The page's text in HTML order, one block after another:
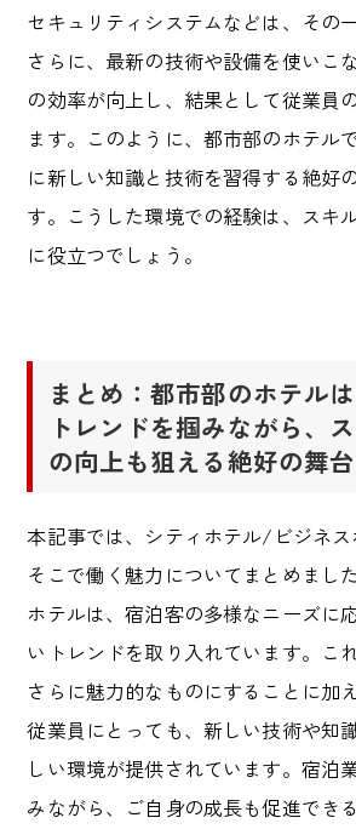
セキュリティシステムなどは、その
さらに、最新の技術や設備を使いこ
の効率が向上し、結果として従業員
ます。このように、都市部のホテル
に新しい知識と技術を習得する絶好
す。こうした環境での経験は、スキ
に役立つでしょう。
まとめ：都市部のホテル
トレンドを掴みながら、
の向上も狙える絶好の舞台
本記事では、シティホテル/ ビジネ
そこで働く魅力についてまとめまし
ホテルは、宿泊客の多様なニーズに
いトレンドを取り入れています。こ
さらに魅力的なものにすることに加
従業員にとっても、新しい技術や知
しい環境が提供されています。宿泊
みながら、ご自身の成長も促進でき